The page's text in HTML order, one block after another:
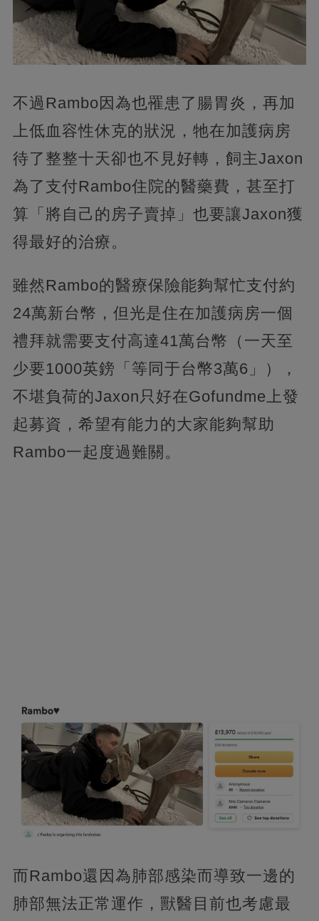
不過Rambo因為也罹患了腸胃炎，再加
上低血容性休克的狀況，牠在加護病房
待了整整十天卻也不見好轉，飼主Jaxon
為了支付Rambo住院的醫藥費，甚至打
算「將自己的房子賣掉」也要讓Jaxon獲
得最好的治療。
雖然Rambo的醫療保險能夠幫忙支付約
24萬新台幣，但光是住在加護病房一個
禮拜就需要支付高達41萬台幣（一天至
少要1000英鎊「等同于台幣3萬6」），
不堪負荷的Jaxon只好在Gofundme上發
起募資，希望有能力的大家能夠幫助
Rambo一起度過難關。
而Rambo還因為肺部感染而導致一邊的
肺部無法正常運作，獸醫目前也考慮最